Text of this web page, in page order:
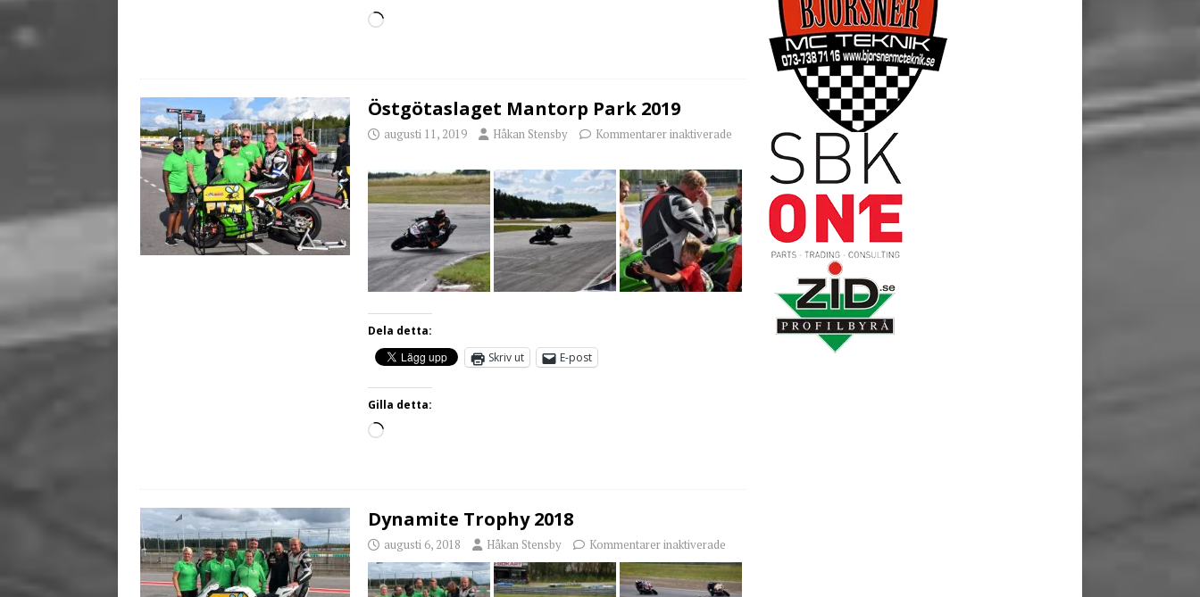
Östgötaslaget Mantorp Park 2019
augusti 11, 2019 Håkan Stensby Kommentarer inaktiverade
Dela detta:
Skriv ut
E-post
Gilla detta:
Dynamite Trophy 2018
augusti 6, 2018 Håkan Stensby Kommentarer inaktiverade